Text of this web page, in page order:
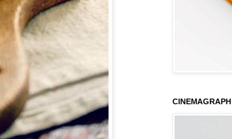
CINEMAGRAPH